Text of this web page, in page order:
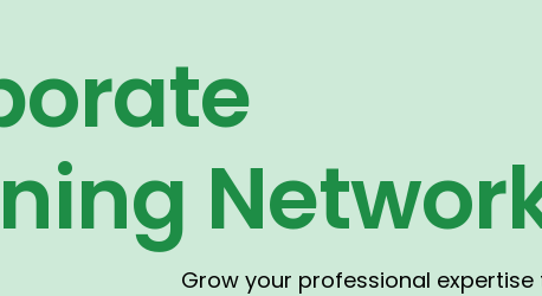
Grow your professional expertise through